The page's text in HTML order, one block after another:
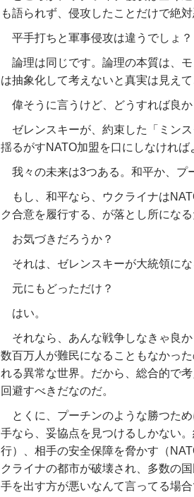
も語られず、侵攻したことだけで絶対
平手打ちと軍事侵攻は違うでしょ？
論理は同じです。論理の本質は、
は抽象化して考えないと真実は見えて
偉そうに言うけど、どうすれば良か
ゼレンスキーが、約束した「ミン
揺るがすNATO加盟を口にしなければ
我々の未来は3つある。和平か、プ
もし、和平なら、ウクライナは
ク合意を履行する、が落とし所になる
お気づきだろうか？
それは、ゼレンスキーが大統領にな
元にもどっただけ？
はい。
それなら、あんな戦争しなきゃ良
数百万人が難民になることもなかっ
れる異常な世界。だから、総合的で
回避すべきだなのだ。
とくに、プーチンのような勝つた
手なら、妥協点を見つけるしかない
行）、相手の安全保障を脅かす（
クライナの都市が破壊され、多数の
手を出す方が悪いなんて言ってる場合